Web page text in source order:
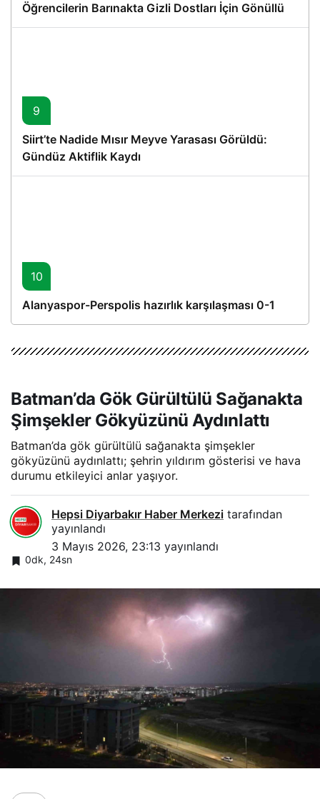
Öğrencilerin Barınakta Gizli Dostları İçin Gönüllü
Proje
9
Siirt’te Nadide Mısır Meyve Yarasası Görüldü:
Gündüz Aktiflik Kaydı
10
Alanyaspor-Perspolis hazırlık karşılaşması 0-1
Batman’da Gök Gürültülü Sağanakta
Şimşekler Gökyüzünü Aydınlattı
Batman’da gök gürültülü sağanakta şimşekler
gökyüzünü aydınlattı; şehrin yıldırım gösterisi ve hava
durumu etkileyici anlar yaşıyor.
Hepsi Diyarbakır Haber Merkezi tarafından
yayınlandı
3 Mayıs 2026, 23:13 yayınlandı
0dk, 24sn